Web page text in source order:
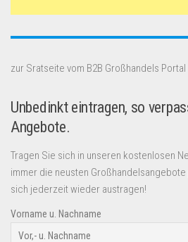
zur Sratseite vom B2B Großhandels Portal
Unbedinkt eintragen, so
Angebote.
Tragen Sie sich in unseren kostenlosen
immer die neusten
sich jederzeit wieder austragen!
Vorname u. Nachname